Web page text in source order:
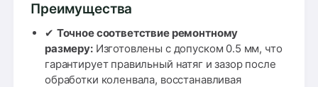
Преимущества
✔ Точное соответствие ремонтному
размеру:Изготовлены с допуском 0.5 мм, что
гарантирует правильный натяг и зазор после
обработки коленвала, восстанавливая